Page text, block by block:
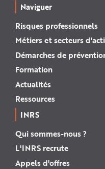
Naviguer
Risques professionnels
Métiers et secteurs
Démarches de
Formation
Actualités
Ressources
INRS
Qui sommes-nous ?
L'INRS recrute
Appels d'offres